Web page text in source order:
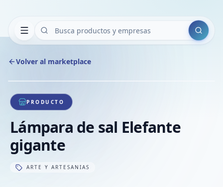
Buscar
Volver al marketplace
1/1
PRODUCTO
Lámpara de sal Elefante
gigante
ARTE Y ARTESANIAS